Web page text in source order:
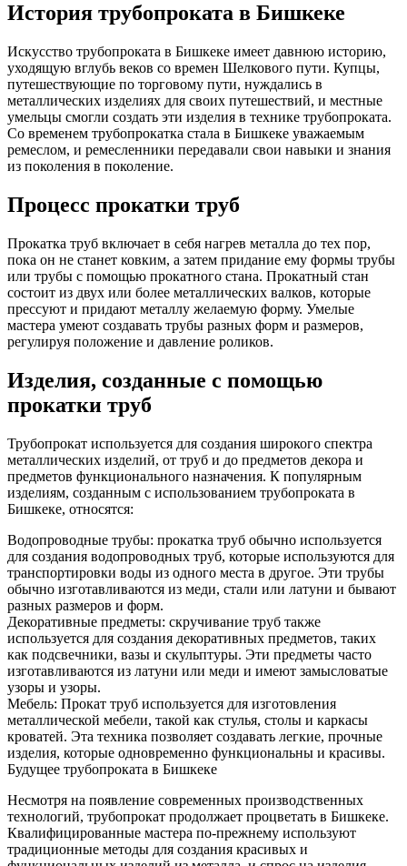
История трубопроката в Бишкеке
Искусство трубопроката в Бишкеке имеет давнюю историю,
уходящую вглубь веков со времен Шелкового пути. Купцы,
путешествующие по торговому пути, нуждались в
металлических изделиях для своих путешествий, и местные
умельцы смогли создать эти изделия в технике трубопроката.
Со временем трубопрокатка стала в Бишкеке уважаемым
ремеслом, и ремесленники передавали свои навыки и знания
из поколения в поколение.
Процесс прокатки труб
Прокатка труб включает в себя нагрев металла до тех пор,
пока он не станет ковким, а затем придание ему формы трубы
или трубы с помощью прокатного стана. Прокатный стан
состоит из двух или более металлических валков, которые
прессуют и придают металлу желаемую форму. Умелые
мастера умеют создавать трубы разных форм и размеров,
регулируя положение и давление роликов.
Изделия, созданные с помощью
прокатки труб
Трубопрокат используется для создания широкого спектра
металлических изделий, от труб и до предметов декора и
предметов функционального назначения. К популярным
изделиям, созданным с использованием трубопроката в
Бишкеке, относятся:
Водопроводные трубы: прокатка труб обычно используется
для создания водопроводных труб, которые используются для
транспортировки воды из одного места в другое. Эти трубы
обычно изготавливаются из меди, стали или латуни и бывают
разных размеров и форм.
Декоративные предметы: скручивание труб также
используется для создания декоративных предметов, таких
как подсвечники, вазы и скульптуры. Эти предметы часто
изготавливаются из латуни или меди и имеют замысловатые
узоры и узоры.
Мебель: Прокат труб используется для изготовления
металлической мебели, такой как стулья, столы и каркасы
кроватей. Эта техника позволяет создавать легкие, прочные
изделия, которые одновременно функциональны и красивы.
Будущее трубопроката в Бишкеке
Несмотря на появление современных производственных
технологий, трубопрокат продолжает процветать в Бишкеке.
Квалифицированные мастера по-прежнему используют
традиционные методы для создания красивых и